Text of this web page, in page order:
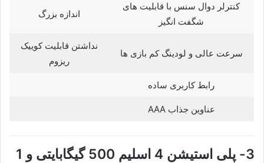
کنترلر دوال سنس با قابلیت های
شگفت انگیز
اندازه بزرگ
سرعت عالی و لودینگ کم بازی ها
نداشتن قابلیت کوییک
ریزوم
رابط کاربری ساده
عناوین جذاب AAA
3- پلی استیشن 4 اسلیم 500 گیگابایتی و 1